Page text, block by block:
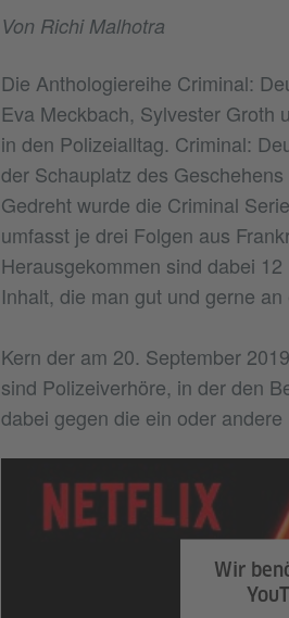
Von Richi Malhotra
Die Anthologiereihe Criminal:
Eva Meckbach, Sylvester Groth
in den Polizeialltag. Criminal:
der Schauplatz des
Gedreht wurde die Criminal
umfasst je drei Folgen aus
Herausgekommen sind dabei
Inhalt, die man gut und gerne
Kern der am 20. September
sind Polizeiverhöre, in der den
dabei gegen die ein oder
Wir